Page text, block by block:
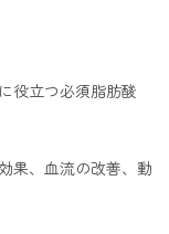
役立つ必須脂肪酸
果、血流の改善、動